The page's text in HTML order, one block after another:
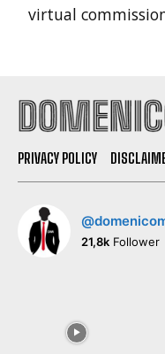
virtual
PRIVACY POLICY
21,8k Follower